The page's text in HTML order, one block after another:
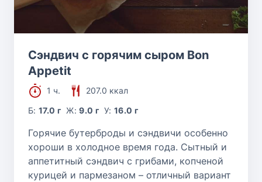
Сэндвич с горячим сыром Bon
Appetit
1 ч.
207.0 ккал
Б:17.0 г Ж:9.0 г У:16.0 г
Горячие бутерброды и сэндвичи особенно
хороши в холодное время года. Сытный и
аппетитный сэндвич с грибами, копченой
курицей и пармезаном – отличный вариант